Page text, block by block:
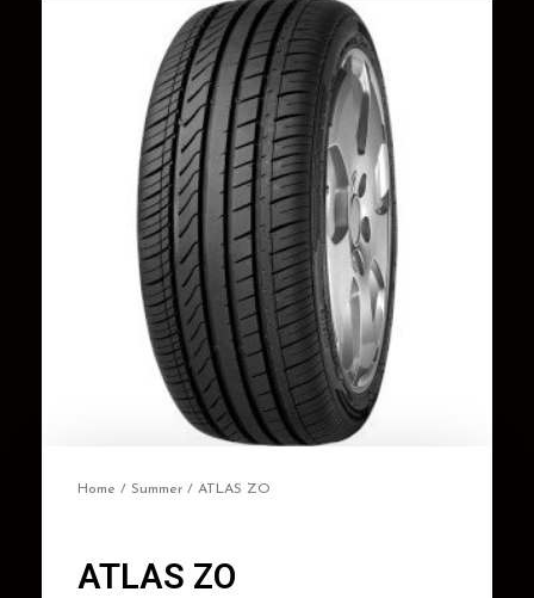
Home / Summer / ATLAS ZO
ATLAS ZO